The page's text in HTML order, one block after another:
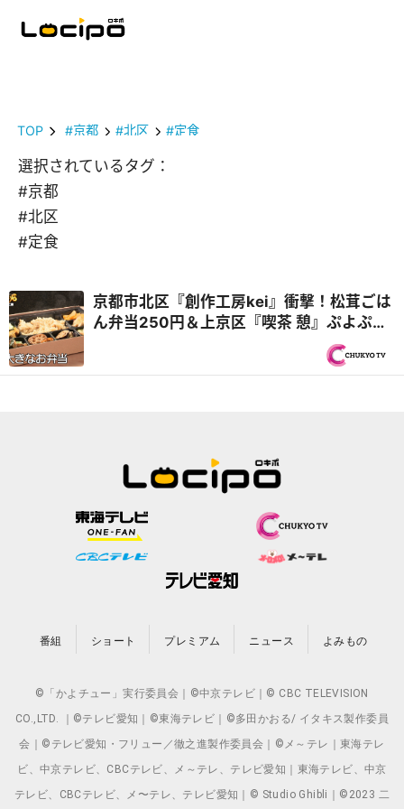
TOP #京都 #北区 #定食
選択されているタグ：
#京都
#北区
#定食
京都市北区『創作工房kei』衝撃！松茸ごは
ん弁当250円＆上京区『喫茶 憩』ぷよぷよ
卵のオムレツカレー再び！秋の京都 2,000
番組 ショート プレミアム ニュース よみもの
©「かよチュー」実行委員会｜©中京テレビ｜© CBC TELEVISION
CO.,LTD. ｜©テレビ愛知｜©東海テレビ｜©多田かおる/ イタキス製作委員
会｜©テレビ愛知・フリュー／徹之進製作委員会｜©メ～テレ｜東海テレ
ビ、中京テレビ、CBCテレビ、メ～テレ、テレビ愛知｜東海テレビ、中京
テレビ、CBCテレビ、メ〜テレ、テレビ愛知｜© Studio Ghibli｜©2023 二